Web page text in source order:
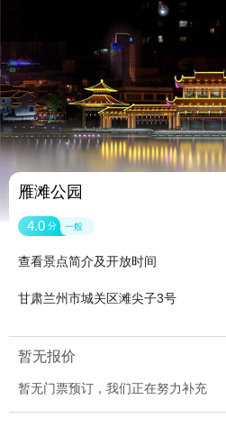
雁滩公园
4.0 分 一般
查看景点简介及开放时间
甘肃兰州市城关区滩尖子3号
暂无报价
暂无门票预订，我们正在努力补充